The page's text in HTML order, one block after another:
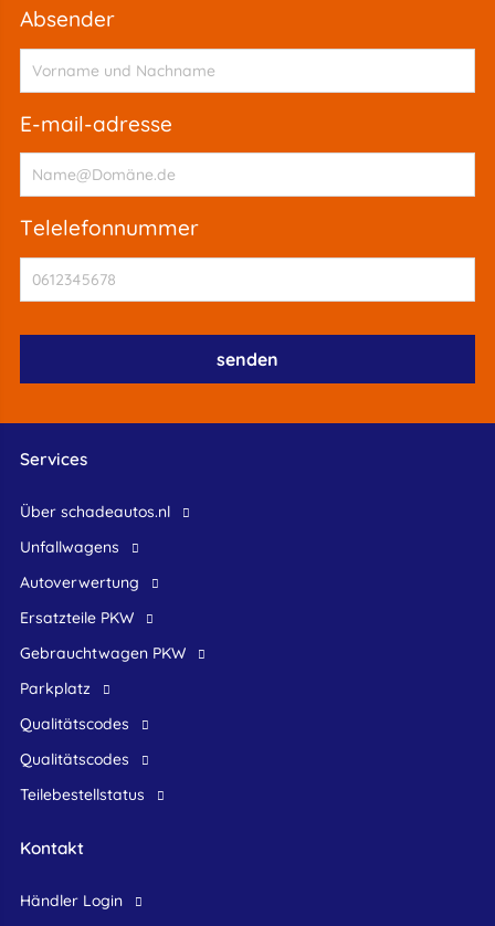
absender
e-mail-adresse
telelefonnummer
Services
Über schadeautos.nl
Unfallwagens
Autoverwertung
Ersatzteile PKW
Gebrauchtwagen PKW
Parkplatz
Qualitätscodes
Qualitätscodes
Teilebestellstatus
Kontakt
Händler Login